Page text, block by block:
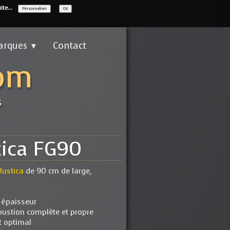
Personnaliser OK
▼ Contact
FG90
de 90 cm de large,
complète et propre
optimal